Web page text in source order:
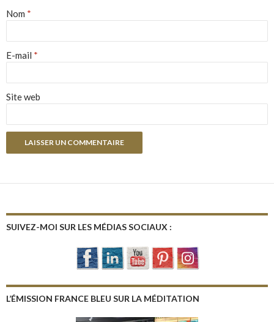
Nom *
E-mail *
Site web
SUIVEZ-MOI SUR LES MÉDIAS SOCIAUX :
L’ÉMISSION FRANCE BLEU SUR LA MÉDITATION